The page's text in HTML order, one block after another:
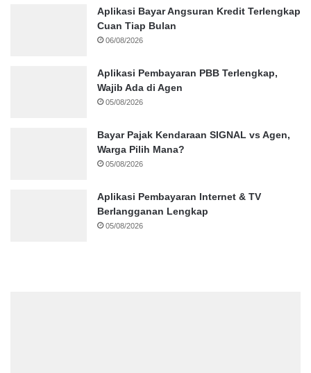
Aplikasi Bayar Angsuran Kredit Terlengkap
Cuan Tiap Bulan
06/08/2026
Aplikasi Pembayaran PBB Terlengkap,
Wajib Ada di Agen
05/08/2026
Bayar Pajak Kendaraan SIGNAL vs Agen,
Warga Pilih Mana?
05/08/2026
Aplikasi Pembayaran Internet & TV
Berlangganan Lengkap
05/08/2026